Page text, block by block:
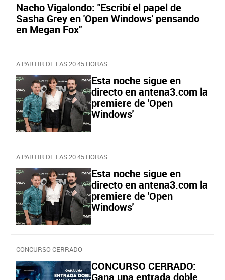
Nacho Vigalondo: "Escribí el papel de
Sasha Grey en 'Open Windows' pensando
en Megan Fox"
A PARTIR DE LAS 20.45 HORAS
Esta noche sigue en
directo en antena3.com la
premiere de 'Open
Windows'
A PARTIR DE LAS 20.45 HORAS
Esta noche sigue en
directo en antena3.com la
premiere de 'Open
Windows'
CONCURSO CERRADO
CONCURSO CERRADO:
Gana una entrada doble